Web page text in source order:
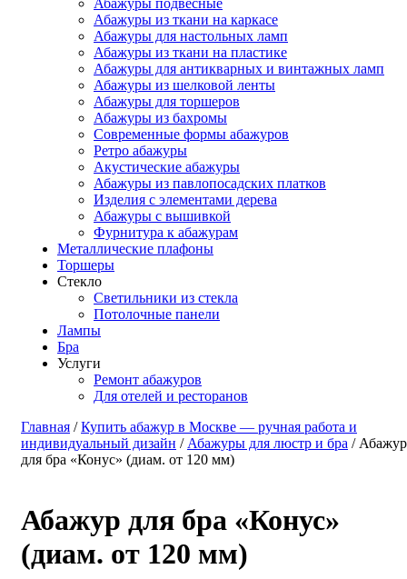
Абажуры подвесные
Абажуры из ткани на каркасе
Абажуры для настольных ламп
Абажуры из ткани на пластике
Абажуры для антикварных и винтажных ламп
Абажуры из шелковой ленты
Абажуры для торшеров
Абажуры из бахромы
Современные формы абажуров
Ретро абажуры
Акустические абажуры
Абажуры из павлопосадских платков
Изделия с элементами дерева
Абажуры с вышивкой
Фурнитура к абажурам
Металлические плафоны
Торшеры
Стекло
Светильники из стекла
Потолочные панели
Лампы
Бра
Услуги
Ремонт абажуров
Для отелей и ресторанов
Главная /Купить абажур в Москве — ручная работа и
индивидуальный дизайн / Абажуры для люстр и бра / Абажур
для бра «Конус» (диам. от 120 мм)
Абажур для бра «Конус»
(диам. от 120 мм)